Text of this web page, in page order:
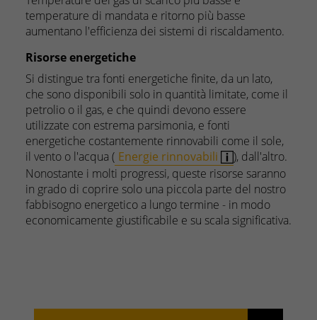
temperature di mandata e ritorno più basse
aumentano l'efficienza dei sistemi di riscaldamento.
Risorse energetiche
Si distingue tra fonti energetiche finite, da un lato,
che sono disponibili solo in quantità limitate, come il
petrolio o il gas, e che quindi devono essere
utilizzate con estrema parsimonia, e fonti
energetiche costantemente rinnovabili come il sole,
il vento o l'acqua ( Energie rinnovabili
), dall'altro.
Nonostante i molti progressi, queste risorse saranno
in grado di coprire solo una piccola parte del nostro
fabbisogno energetico a lungo termine - in modo
economicamente giustificabile e su scala significativa.